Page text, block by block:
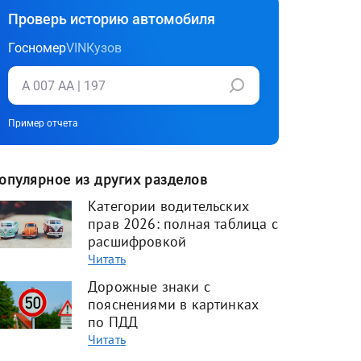
Проверь историю автомобиля
ГосномерVINКузов
Пример отчета
из других разделов
Категории водительских
прав 2026: полная таблица с
расшифровкой
Читать
Дорожные знаки с
пояснениями в картинках
по ПДД
Читать